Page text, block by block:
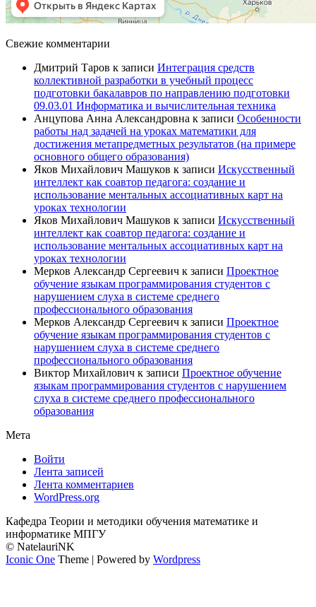
Свежие комментарии
Дмитрий Таров к записи Интеграция средств
коллективной разработки в учебный процесс
подготовки бакалавров по направлению подготовки
09.03.01 Информатика и вычислительная техника
Анцупова Анна Александровна к записи Особенности
работы над задачей на уроках математики для
достижения метапредметных результатов (на примере
основного общего образования)
Яков Михайлович Машуков к записи Искусственный
интеллект как соавтор педагога: создание и
использование ментальных ассоциативных карт на
уроках технологии
Яков Михайлович Машуков к записи Искусственный
интеллект как соавтор педагога: создание и
использование ментальных ассоциативных карт на
уроках технологии
Мерков Александр Сергеевич к записи Проектное
обучение языкам программирования студентов с
нарушением слуха в системе среднего
профессионального образования
Мерков Александр Сергеевич к записи Проектное
обучение языкам программирования студентов с
нарушением слуха в системе среднего
профессионального образования
Виктор Михайлович к записи Проектное обучение
языкам программирования студентов с нарушением
слуха в системе среднего профессионального
образования
Мета
Войти
Лента записей
Лента комментариев
WordPress.org
Кафедра Теории и методики обучения математике и
информатике МПГУ
© NatelauriNK
Iconic One Theme | Powered by Wordpress